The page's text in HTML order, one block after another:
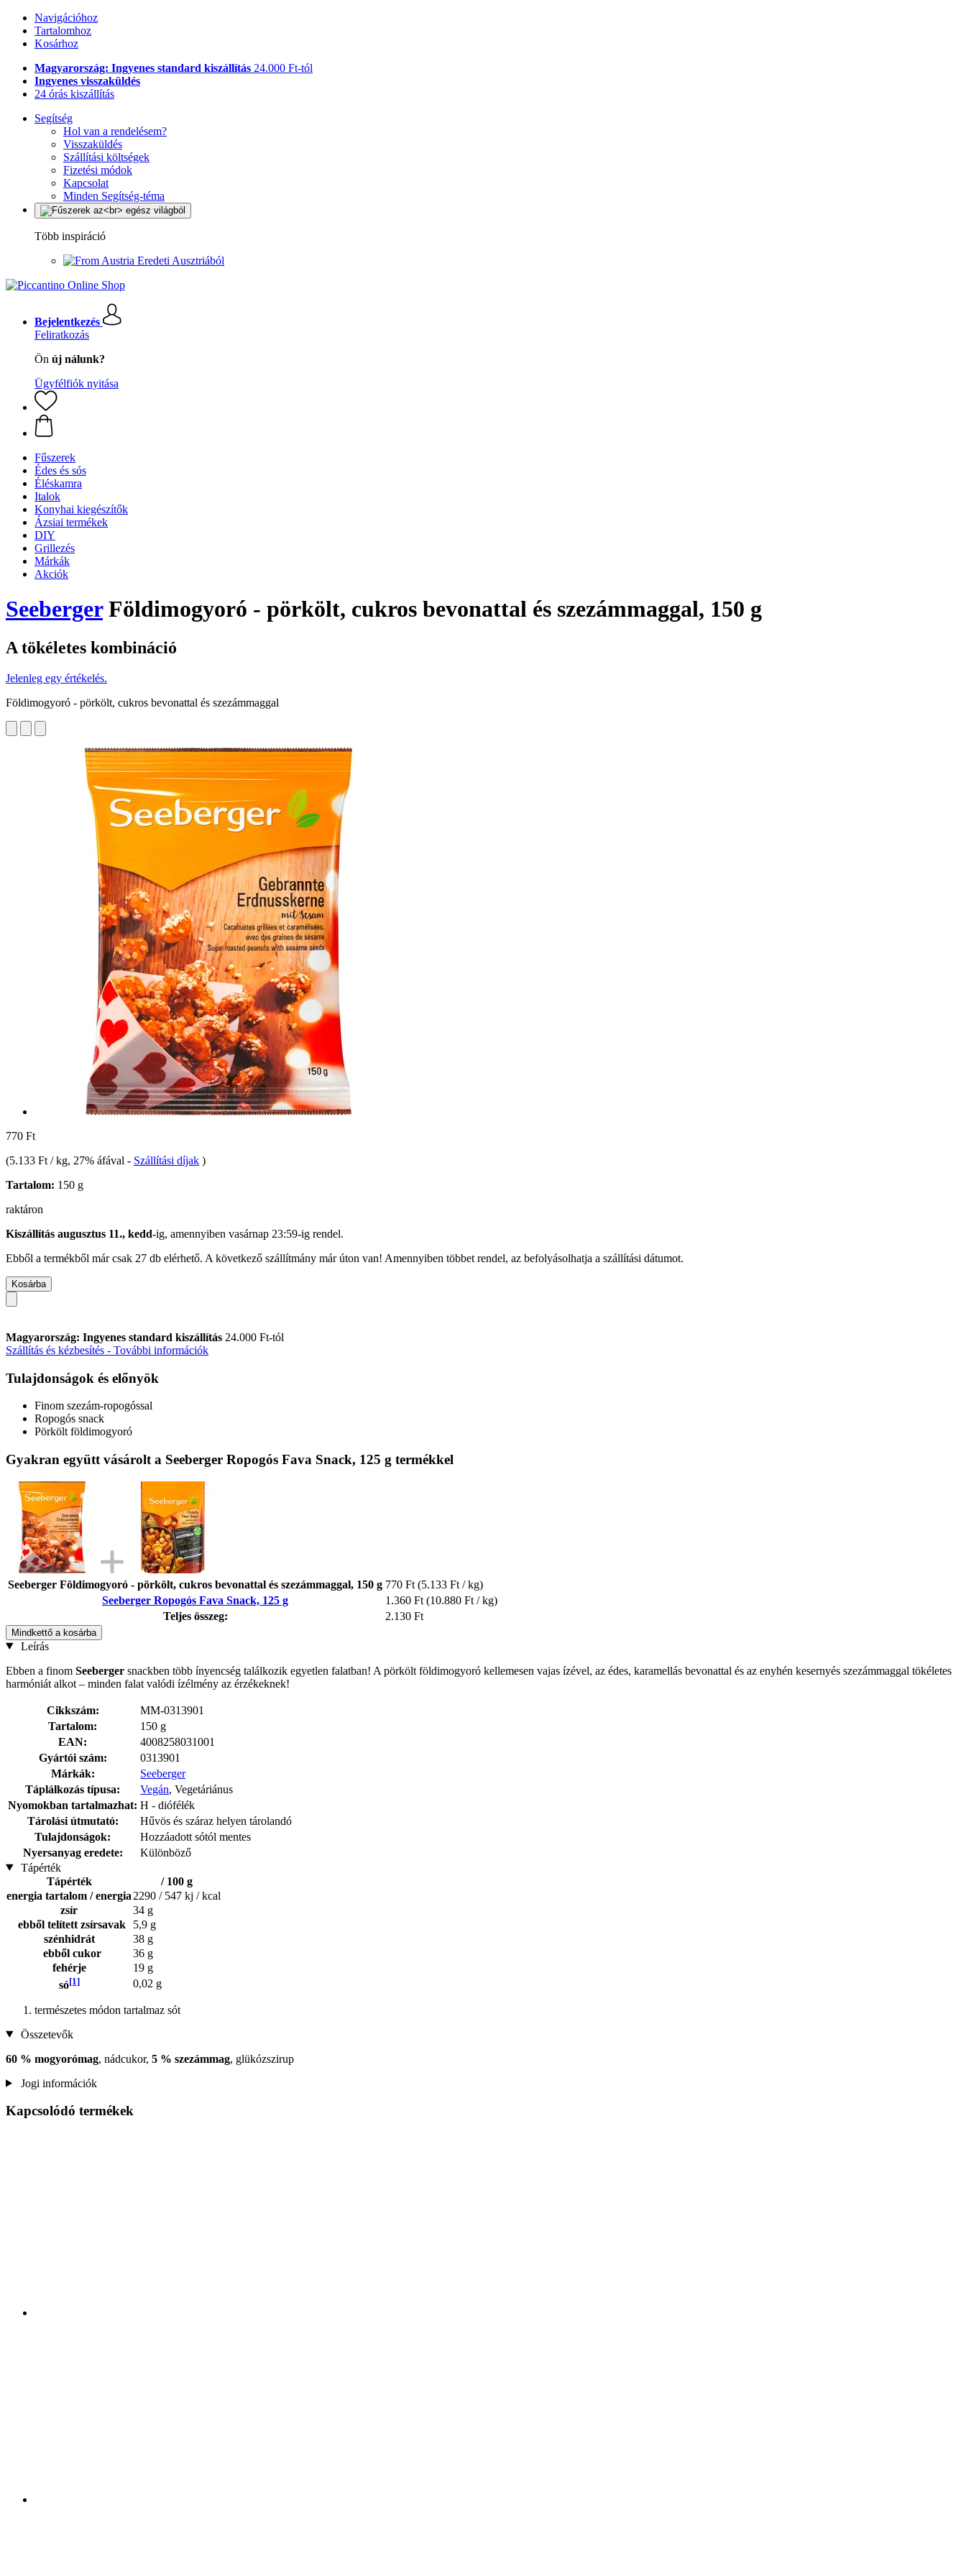
Navigációhoz
Tartalomhoz
Kosárhoz
Magyarország: Ingyenes standard kiszállítás 24.000 Ft-tól
Ingyenes visszaküldés
24 órás kiszállítás
Segítség
Hol van a rendelésem?
Visszaküldés
Szállítási költségek
Fizetési módok
Kapcsolat
Minden Segítség-téma
Több inspiráció
Eredeti Ausztriából
Bejelentkezés
Feliratkozás
Ön új nálunk?
Ügyfélfiók nyitása
Fűszerek
Édes és sós
Éléskamra
Italok
Konyhai kiegészítők
Ázsiai termékek
DIY
Grillezés
Márkák
Akciók
SeebergerFöldimogyoró - pörkölt, cukros bevonattal és szezámmaggal, 150 g
A tökéletes kombináció
Jelenleg egy értékelés.
Földimogyoró - pörkölt, cukros bevonattal és szezámmaggal
770 Ft
(5.133 Ft / kg, 27% áfával - Szállítási díjak )
Tartalom: 150 g
raktáron
Kiszállítás augusztus 11., kedd-ig, amennyiben vasárnap 23:59-ig rendel.
Ebből a termékből már csak 27 db elérhető. A következő szállítmány már úton van! Amennyiben többet rendel, az befolyásolhatja a szállítási dátumot.
Kosárba
Magyarország: Ingyenes standard kiszállítás 24.000 Ft-tól
Szállítás és kézbesítés - További információk
Tulajdonságok és előnyök
Finom szezám-ropogóssal
Ropogós snack
Pörkölt földimogyoró
Gyakran együtt vásárolt a Seeberger Ropogós Fava Snack, 125 g termékkel
Seeberger Földimogyoró - pörkölt, cukros bevonattal és szezámmaggal, 150 g 770 Ft (5.133 Ft / kg)
Seeberger Ropogós Fava Snack, 125 g
1.360 Ft (10.880 Ft / kg)
Teljes összeg:
2.130 Ft
Mindkettő a kosárba
Leírás
Ebben a finom Seeberger snackben több ínyencség találkozik egyetlen falatban! A pörkölt földimogyoró kellemesen vajas ízével, az édes, karamellás bevonattal és az enyhén kesernyés szezámmaggal tökéletes
harmóniát alkot – minden falat valódi ízélmény az érzékeknek!
Cikkszám:
MM-0313901
Tartalom:
150 g
EAN:
4008258031001
Gyártói szám:
0313901
Márkák:
Seeberger
Táplálkozás típusa:
Vegán, Vegetáriánus
Nyomokban tartalmazhat: H - diófélék
Tárolási útmutató:
Hűvös és száraz helyen tárolandó
Tulajdonságok:
Hozzáadott sótól mentes
Nyersanyag eredete:
Különböző
Tápérték
Tápérték
/ 100 g
energia tartalom / energia 2290 / 547 kj / kcal
zsír
34 g
ebből telített zsírsavak
5,9 g
szénhidrát
38 g
ebből cukor
36 g
fehérje
19 g
só[1] 0,02 g
természetes módon tartalmaz sót
Összetevők
60 % mogyorómag, nádcukor, 5 % szezámmag, glükózszirup
Jogi információk
Kapcsolódó termékek